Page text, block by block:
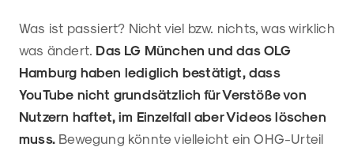
Was ist passiert? Nicht viel bzw. nichts, was wirklich
was ändert. Das LG München und das OLG
Hamburg haben lediglich bestätigt, dass
YouTube nicht grundsätzlich für Verstöße von
Nutzern haftet, im Einzelfall aber Videos löschen
muss. Bewegung könnte vielleicht ein OHG-Urteil